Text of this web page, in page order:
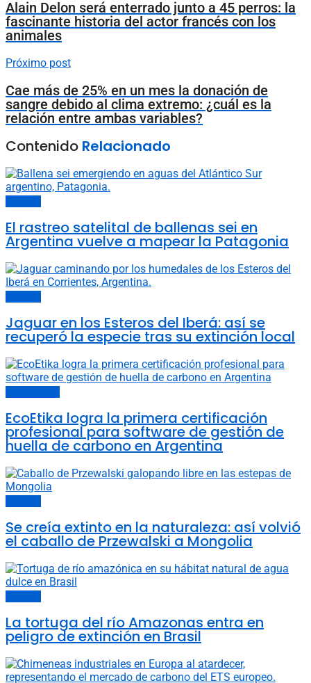
Alain Delon será enterrado junto a 45 perros: la
fascinante historia del actor francés con los
animales
Próximo post
Cae más de 25% en un mes la donación de
sangre debido al clima extremo: ¿cuál es la
relación entre ambas variables?
Contenido Relacionado
El rastreo satelital de ballenas sei en
Argentina vuelve a mapear la Patagonia
Jaguar en los Esteros del Iberá: así se
recuperó la especie tras su extinción local
EcoEtika logra la primera certificación
profesional para software de gestión de
huella de carbono en Argentina
Se creía extinto en la naturaleza: así volvió
el caballo de Przewalski a Mongolia
La tortuga del río Amazonas entra en
peligro de extinción en Brasil